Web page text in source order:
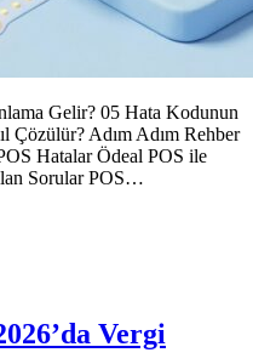
Gelir? 05 Hata Kodunun
Çözülür? Adım Adım Rehber
Hatalar Ödeal POS ile
Sorular POS…
Vergi